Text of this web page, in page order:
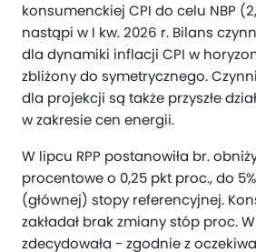
konsumenckiej CPI do celu NBP
nastąpi w I kw. 2026 r. Bilans
dla dynamiki inflacji CPI w
zbliżony do symetrycznego.
dla projekcji są także przyszłe
w zakresie cen energii.
W lipcu RPP postanowiła br.
procentowe o 0,25 pkt proc., do
(głównej) stopy referencyjnej.
zakładał brak zmiany stóp proc.
zdecydowała - zgodnie z